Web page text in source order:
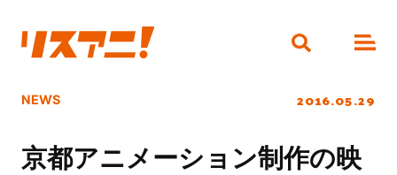
NEWS 2016.05.29
京都アニメーション制作の映